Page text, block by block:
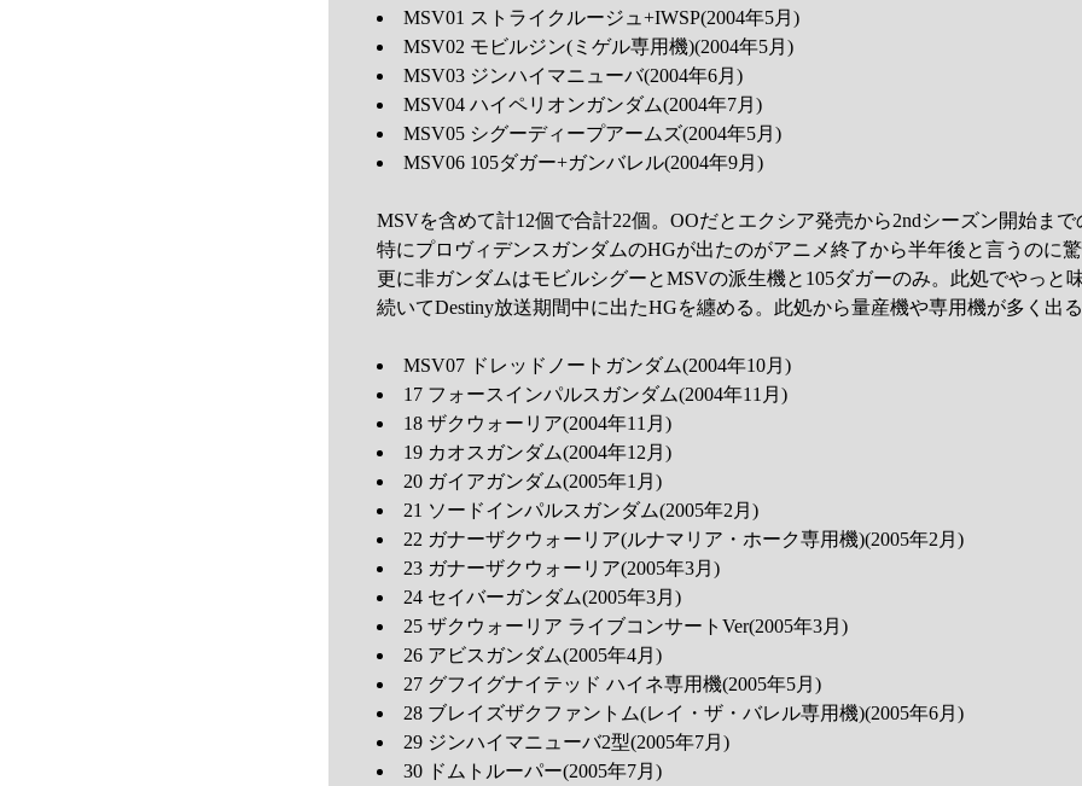
MSV01 ストライクルージュ+IWSP(2004年5月)
MSV02 モビルジン(ミゲル専用機)(2004年5月)
MSV03 ジンハイマニューバ(2004年6月)
MSV04 ハイペリオンガンダム(2004年7月)
MSV05 シグーディープアームズ(2004年5月)
MSV06 105ダガー+ガンバレル(2004年9月)
MSVを含めて計12個で合計22個。OOだとエクシア発売から2ndシーズン開始まで
特にプロヴィデンスガンダムのHGが出たのがアニメ終了から半年後と言うのに驚
更に非ガンダムはモビルシグーとMSVの派生機と105ダガーのみ。此処でやっと
続いてDestiny放送期間中に出たHGを纏める。此処から量産機や専用機が多く出る
MSV07 ドレッドノートガンダム(2004年10月)
17 フォースインパルスガンダム(2004年11月)
18 ザクウォーリア(2004年11月)
19 カオスガンダム(2004年12月)
20 ガイアガンダム(2005年1月)
21 ソードインパルスガンダム(2005年2月)
22 ガナーザクウォーリア(ルナマリア・ホーク専用機)(2005年2月)
23 ガナーザクウォーリア(2005年3月)
24 セイバーガンダム(2005年3月)
25 ザクウォーリア ライブコンサートVer(2005年3月)
26 アビスガンダム(2005年4月)
27 グフイグナイテッド ハイネ専用機(2005年5月)
28 ブレイズザクファントム(レイ・ザ・バレル専用機)(2005年6月)
29 ジンハイマニューバ2型(2005年7月)
30 ドムトルーパー(2005年7月)